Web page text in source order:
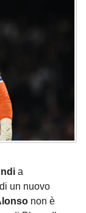
a
un nuovo
non è